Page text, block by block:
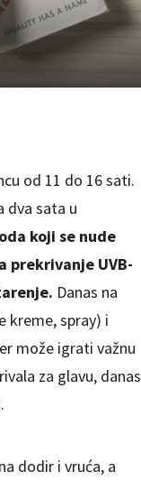
od 11 do 16 sati.
dva sata u
koji se nude
prekrivanje UVB-
Danas na
kreme, spray) i
može igrati važnu
za glavu, danas
dodir i vruća, a